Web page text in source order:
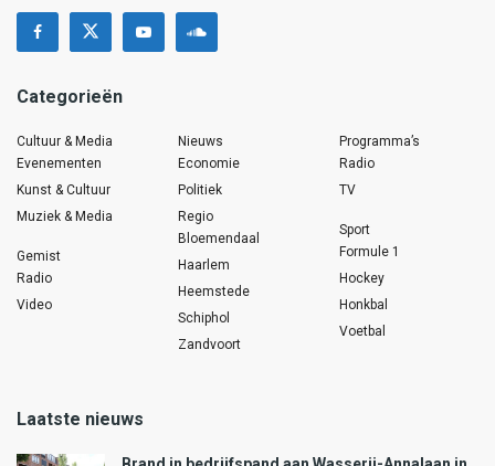
Categorieën
Cultuur & Media
Evenementen
Kunst & Cultuur
Muziek & Media
Gemist
Radio
Video
Nieuws
Economie
Politiek
Regio
Bloemendaal
Haarlem
Heemstede
Schiphol
Zandvoort
Programma’s
Radio
TV
Sport
Formule 1
Hockey
Honkbal
Voetbal
Laatste nieuws